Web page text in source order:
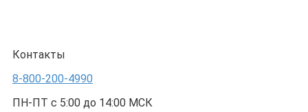
Контакты
8-800-200-4990
ПН-ПТ с 5:00 до 14:00 МСК